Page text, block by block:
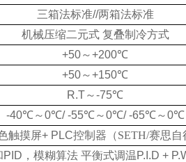
三箱法标准//两箱法标准
机械压缩二元式 复叠制冷方式
+50～+200℃
+50～+150℃
R.T～-75℃
-40℃～0℃/ -55℃～0℃/ -65℃～0℃
触摸屏+ PLC控制器（SETH/赛思自
PID ，模糊算法 平衡式调温P.I.D +